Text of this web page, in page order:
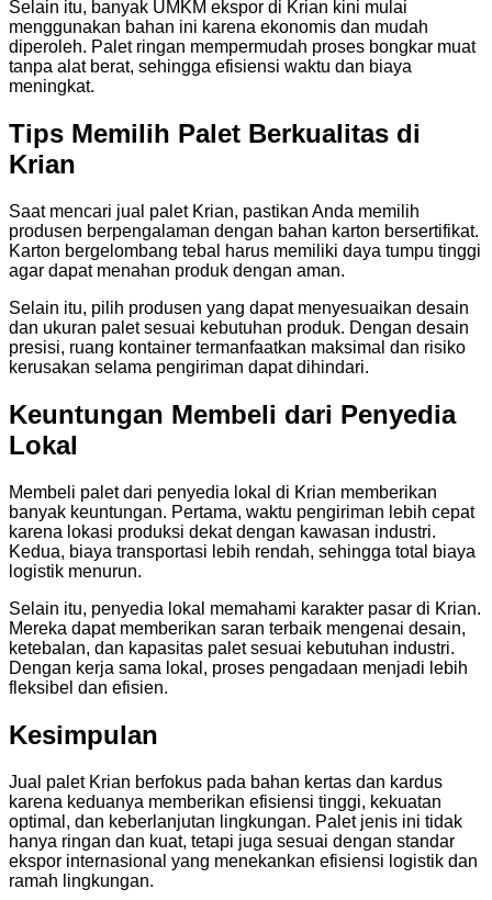
Selain itu, banyak UMKM ekspor di Krian kini mulai
menggunakan bahan ini karena ekonomis dan mudah
diperoleh. Palet ringan mempermudah proses bongkar muat
tanpa alat berat, sehingga efisiensi waktu dan biaya
meningkat.
Tips Memilih Palet Berkualitas di
Krian
Saat mencari jual palet Krian, pastikan Anda memilih
produsen berpengalaman dengan bahan karton bersertifikat.
Karton bergelombang tebal harus memiliki daya tumpu tinggi
agar dapat menahan produk dengan aman.
Selain itu, pilih produsen yang dapat menyesuaikan desain
dan ukuran palet sesuai kebutuhan produk. Dengan desain
presisi, ruang kontainer termanfaatkan maksimal dan risiko
kerusakan selama pengiriman dapat dihindari.
Keuntungan Membeli dari Penyedia
Lokal
Membeli palet dari penyedia lokal di Krian memberikan
banyak keuntungan. Pertama, waktu pengiriman lebih cepat
karena lokasi produksi dekat dengan kawasan industri.
Kedua, biaya transportasi lebih rendah, sehingga total biaya
logistik menurun.
Selain itu, penyedia lokal memahami karakter pasar di Krian.
Mereka dapat memberikan saran terbaik mengenai desain,
ketebalan, dan kapasitas palet sesuai kebutuhan industri.
Dengan kerja sama lokal, proses pengadaan menjadi lebih
fleksibel dan efisien.
Kesimpulan
Jual palet Krian berfokus pada bahan kertas dan kardus
karena keduanya memberikan efisiensi tinggi, kekuatan
optimal, dan keberlanjutan lingkungan. Palet jenis ini tidak
hanya ringan dan kuat, tetapi juga sesuai dengan standar
ekspor internasional yang menekankan efisiensi logistik dan
ramah lingkungan.